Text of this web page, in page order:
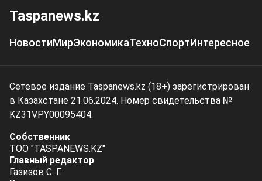
Taspanews.kz
НовостиМирЭкономикаТехноСпортИнтересное
Сетевое издание Taspanews.kz (18+) зарегистрирован
в Казахстане 21.06.2024. Номер свидетельства №
KZ31VPY00095404.
Собственник
ТОО "TASPANEWS.KZ"
Главный редактор
Газизов С. Г.